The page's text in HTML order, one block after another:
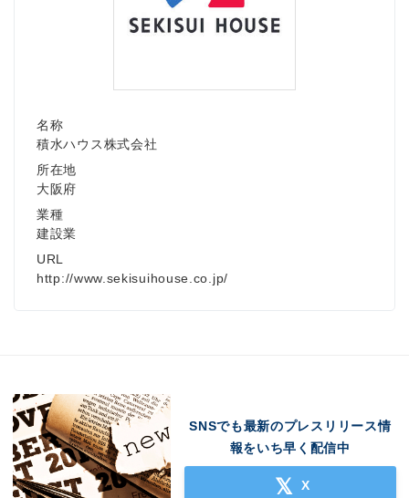
名称
積水ハウス株式会社
所在地
大阪府
業種
建設業
URL
http://www.sekisuihouse.co.jp/
SNSでも最新のプレスリリース情
報をいち早く配信中
X